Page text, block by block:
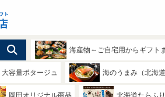
海産物～ご自宅用からギフト
大容量ポタージュ 海のうまみ（北海
岡田オリジナル商品 北海道たらふ